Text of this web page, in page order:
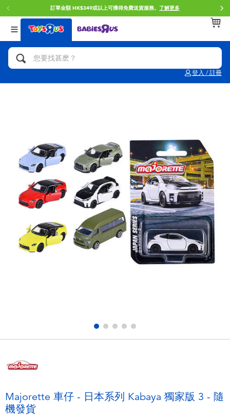
訂單金額 HK$349或以上可獲得免費送貨服務。 了解更多
登入 / 註冊
返回
分類目錄
人氣英雄,角色扮演,射擊玩具
玩具車,貨車,火車及遙控系列
手工藝,文具,蠟筆,泥膠,畫板
娃娃, 芭比,收藏公仔
電子玩具
毛毛公仔玩具
返回
品牌
Brunch Brother 早午餐兄弟
Mini Brands
Play-Doh培樂多
Pokemon寶可夢
playpop
返回
年齢
0~2歳
8~11歳
12~14歳
14歳以上
Majorette 車仔 - 日本系列 Kabaya 獨家版 3 - 隨
機發貨